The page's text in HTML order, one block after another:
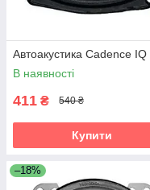
Автоакустика Cadence IQ
В наявності
411 ₴ 540 ₴
Купити
–18%